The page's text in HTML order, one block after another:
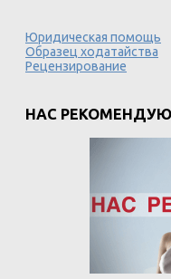
Юридическая помощь
Образец ходатайства
Рецензирование
НАС